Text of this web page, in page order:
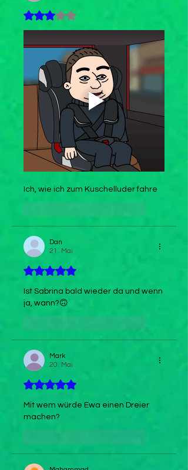
Mit 3 von 5 Sternen bewertet.
Ich, wie ich zum Kuschelluder fahre
Dan
21. Mai
Mit 5 von 5 Sternen bewertet.
Ist Sabrina bald wieder da und wenn
ja, wann?🙃
Mark
20. Mai
Mit 5 von 5 Sternen bewertet.
Mit wem würde Ewa einen Dreier
machen?